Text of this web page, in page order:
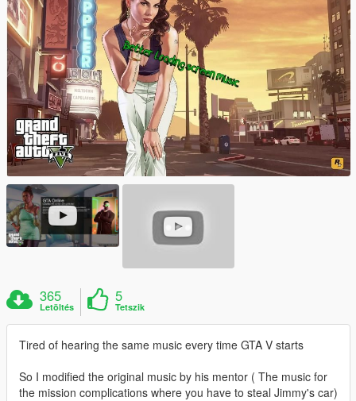
365
Letöltés
5
Tetszik
Tired of hearing the same music every time GTA V starts
So I modified the original music by his mentor ( The music for
the mission complications where you have to steal Jimmy's car)